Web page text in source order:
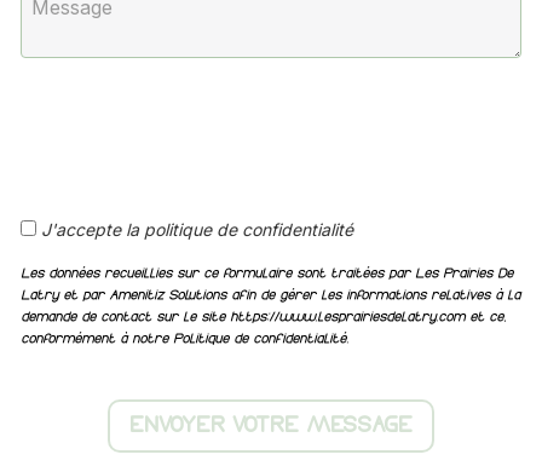
J'accepte la politique de confidentialité
Les données recueillies sur ce formulaire sont traitées par Les Prairies De
Latry et par Amenitiz Solutions afin de gérer les informations relatives à la
demande de contact sur le site https://www.lesprairiesdelatry.com et ce,
conformément à notre Politique de confidentialité.